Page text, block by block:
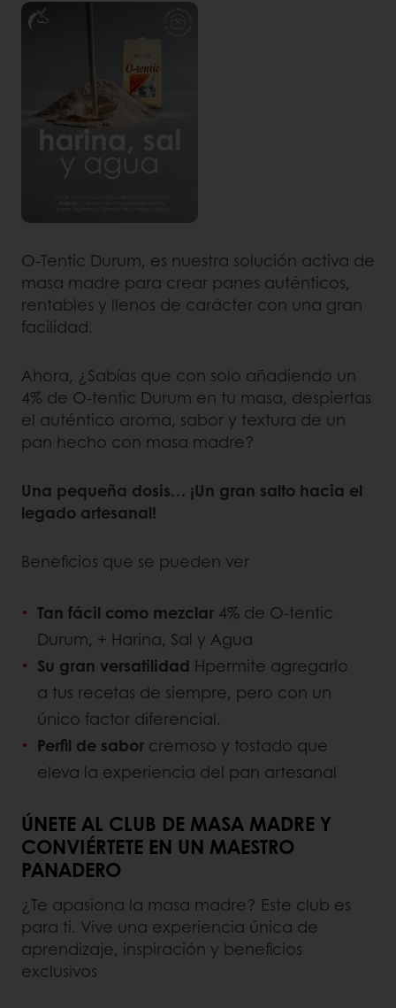
O-Tentic Durum, es nuestra solución activa de
masa madre para crear panes auténticos,
rentables y llenos de carácter con una gran
facilidad.
Ahora, ¿Sabías que con solo añadiendo un
4% de O-tentic Durum en tu masa, despiertas
el auténtico aroma, sabor y textura de un
pan hecho con masa madre?
Una pequeña dosis… ¡Un gran salto hacia el
legado artesanal!
Beneficios que se pueden ver
Tan fácil como mezclar 4% de O-tentic
Durum, + Harina, Sal y Agua
Su gran versatilidad Hpermite agregarlo
a tus recetas de siempre, pero con un
único factor diferencial.
Perfil de sabor cremoso y tostado que
eleva la experiencia del pan artesanal
ÚNETE AL CLUB DE MASA MADRE Y
CONVIÉRTETE EN UN MAESTRO
PANADERO
¿Te apasiona la masa madre? Este club es
para ti. Vive una experiencia única de
aprendizaje, inspiración y beneficios
exclusivos